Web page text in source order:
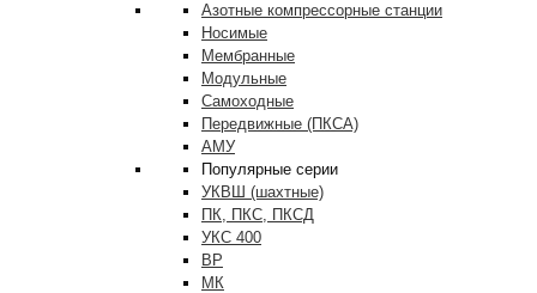
Азотные компрессорные станции
Носимые
Мембранные
Модульные
Самоходные
Передвижные (ПКСА)
АМУ
Популярные серии
УКВШ (шахтные)
ПК, ПКС, ПКСД
УКС 400
ВР
МК